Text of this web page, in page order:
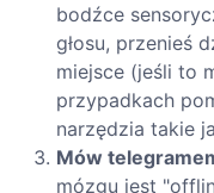
bodźce
głosu, przenieś
miejsce (jeśli to
przypadkach
narzędzia takie
Mów
mózgu jest